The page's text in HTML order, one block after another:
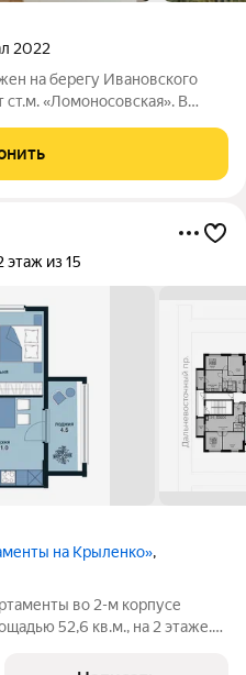
2022
на берегу Ивановского
ст.м. «Ломоносовская». В
в них, сдавать в аренду
этаж из 15
на Крыленко»,
во 2-м корпусе
52,6 кв.м., на 2 этаже.
"WINGS"